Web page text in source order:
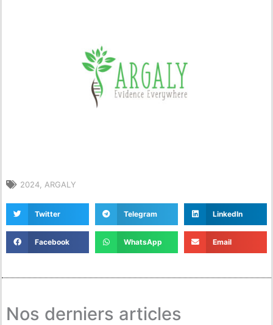
2024 ARGALY
Twitter Telegram LinkedIn
Facebook WhatsApp Email
Nos derniers articles